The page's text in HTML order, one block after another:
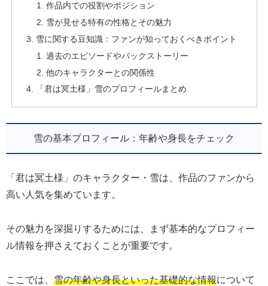
作品内での役割やポジション
雪が見せる特有の性格とその魅力
雪に関する豆知識：ファンが知っておくべきポイント
過去のエピソードやバックストーリー
他のキャラクターとの関係性
「君は冥土様」雪のプロフィールまとめ
雪の基本プロフィール：年齢や身長をチェック
「君は冥土様」のキャラクター・雪は、作品のファンから
高い人気を集めています。
その魅力を深掘りするためには、まず基本的なプロフィー
ル情報を押さえておくことが重要です。
ここでは、 雪の年齢や身長といった基礎的な情報について